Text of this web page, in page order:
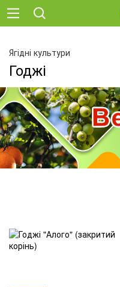
Ягідні культури
Годжі